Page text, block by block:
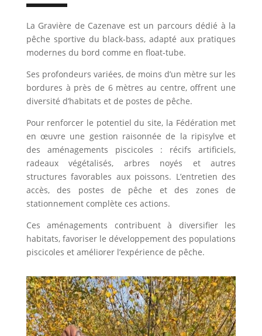
La Gravière de Cazenave est un parcours dédié à la
pêche sportive du black-bass, adapté aux pratiques
modernes du bord comme en float-tube.
Ses profondeurs variées, de moins d’un mètre sur les
bordures à près de 6 mètres au centre, offrent une
diversité d’habitats et de postes de pêche.
Pour renforcer le potentiel du site, la Fédération met
en œuvre une gestion raisonnée de la ripisylve et
des aménagements piscicoles : récifs artificiels,
radeaux végétalisés, arbres noyés et autres
structures favorables aux poissons. L’entretien des
accès, des postes de pêche et des zones de
stationnement complète ces actions.
Ces aménagements contribuent à diversifier les
habitats, favoriser le développement des populations
piscicoles et améliorer l’expérience de pêche.